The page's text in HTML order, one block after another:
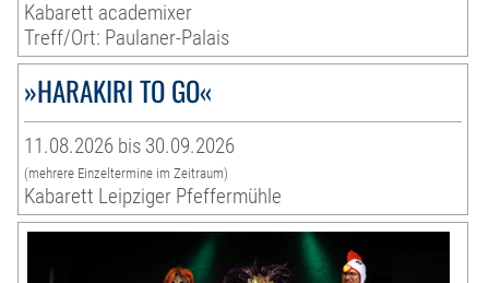
Kabarett academixer
Treff/Ort: Paulaner-Palais
»HARAKIRI TO GO«
11.08.2026 bis 30.09.2026
(mehrere Einzeltermine im Zeitraum)
Kabarett Leipziger Pfeffermühle